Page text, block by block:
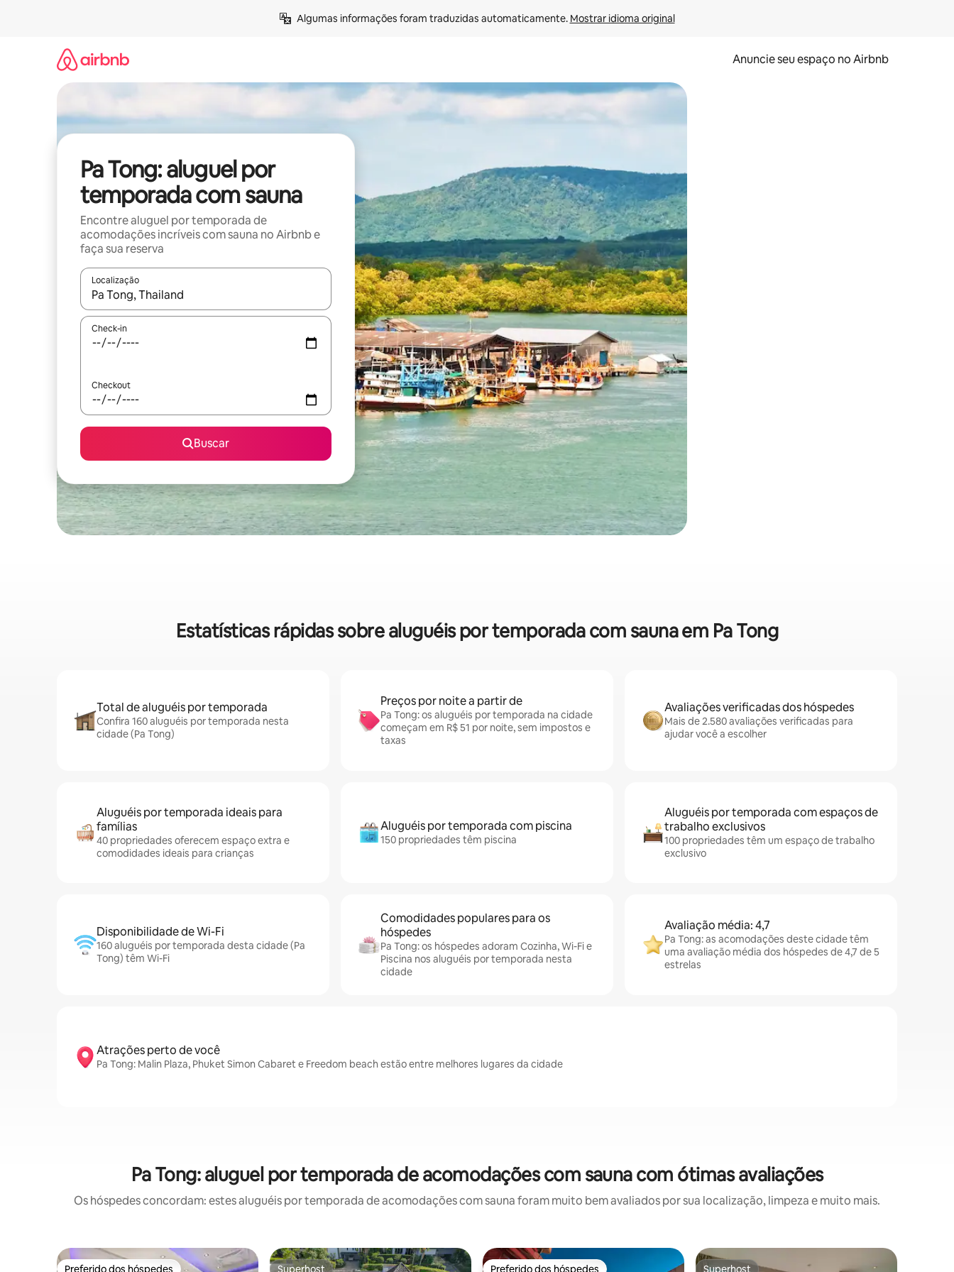
Algumas informações foram traduzidas automaticamente. Mostrar idioma original
Anuncie seu espaço no Airbnb
Pa Tong: aluguel por
temporada com sauna
Encontre aluguel por temporada de
acomodações incríveis com sauna no Airbnb e
faça sua reserva
Localização
Quando os resultados estiverem disponíveis, explore-os usando as seta para cima e para baixo do teclado ou tocando e deslizando o dedo na tela.
Check-in
Checkout
Buscar
Estatísticas rápidas sobre aluguéis por temporada com sauna em Pa Tong
Total de aluguéis por temporada
Confira 160 aluguéis por temporada nesta
cidade (Pa Tong)
Preços por noite a partir de
Pa Tong: os aluguéis por temporada na cidade
começam em R$ 51 por noite, sem impostos e
taxas
Avaliações verificadas dos hóspedes
Mais de 2.580 avaliações verificadas para
ajudar você a escolher
Aluguéis por temporada ideais para
famílias
40 propriedades oferecem espaço extra e
comodidades ideais para crianças
Aluguéis por temporada com piscina
150 propriedades têm piscina
Aluguéis por temporada com espaços de
trabalho exclusivos
100 propriedades têm um espaço de trabalho
exclusivo
Disponibilidade de Wi-Fi
160 aluguéis por temporada desta cidade (Pa
Tong) têm Wi-Fi
Comodidades populares para os
hóspedes
Pa Tong: os hóspedes adoram Cozinha, Wi-Fi e
Piscina nos aluguéis por temporada nesta
cidade
Avaliação média: 4,7
Pa Tong: as acomodações deste cidade têm
uma avaliação média dos hóspedes de 4,7 de 5
estrelas
Atrações perto de você
Pa Tong: Malin Plaza, Phuket Simon Cabaret e Freedom beach estão entre melhores lugares da cidade
Pa Tong: aluguel por temporada de acomodações com sauna com ótimas avaliações
Os hóspedes concordam: estes aluguéis por temporada de acomodações com sauna foram muito bem avaliados por sua localização, limpeza e muito mais.
Preferido dos hóspedes Superhost Preferido dos hóspedes Superhost